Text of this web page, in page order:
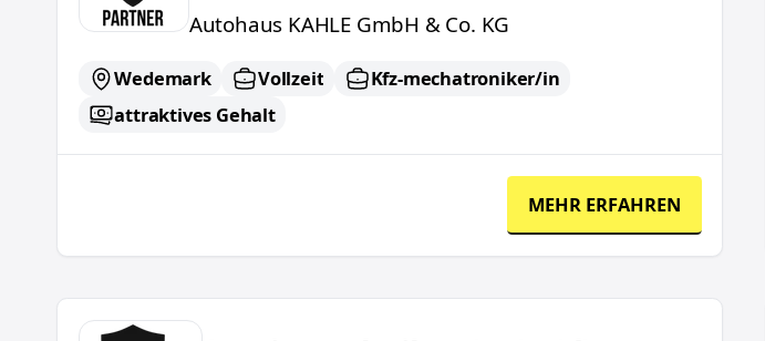
Autohaus KAHLE GmbH & Co. KG
Wedemark Vollzeit
Kfz-mechatroniker/in
attraktives Gehalt
MEHR ERFAHREN
Servicetechniker (m/w/d)